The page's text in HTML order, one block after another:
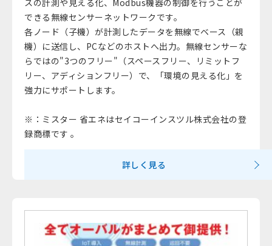
できる無線センサーネットワークです。
各ノード（子機）が計測したデータを無線でベース（親
機）に送信し、PCなどのホストへ出力。無線センサーな
らではの"3つのフリー"（スペースフリー、リミットフ
リー、アディションフリー）で、「環境の見える化」を
強力にサポートします。
※：ミスター 省エネはセイコーインスツル株式会社の登
録商標です 。
詳しく見る